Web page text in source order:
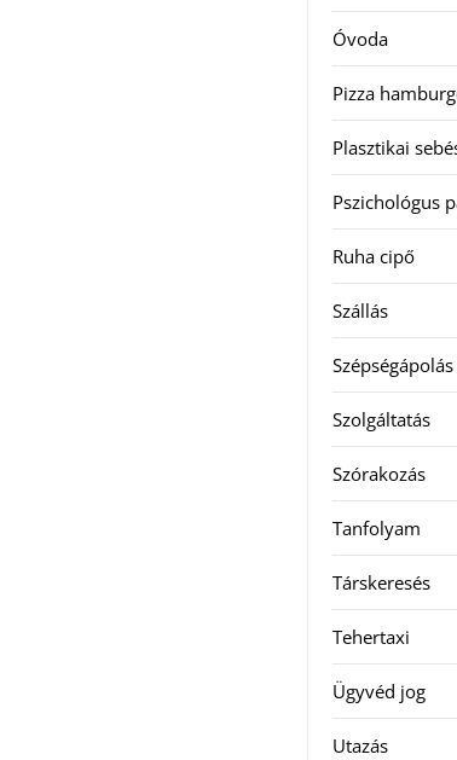
Óvoda
Pizza
Plasztikai
Pszichológus
Ruha cipő
Szállás
Szépségápolás
Szolgáltatás
Szórakozás
Tanfolyam
Társkeresés
Tehertaxi
Ügyvéd jog
Utazás